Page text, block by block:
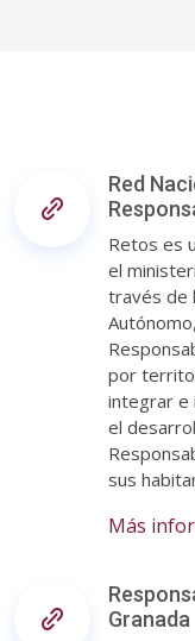
Red
Retos es
el
través de
por
integrar e
el
sus
Más
Granada